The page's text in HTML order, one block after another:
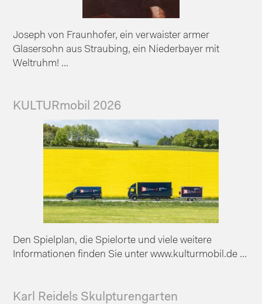
Joseph von Fraunhofer, ein verwaister armer
Glasersohn aus Straubing, ein Niederbayer mit
Weltruhm! ...
KULTURmobil 2026
Den Spielplan, die Spielorte und viele weitere
Informationen finden Sie unter www.kulturmobil.de ...
Karl Reidels Skulpturengarten